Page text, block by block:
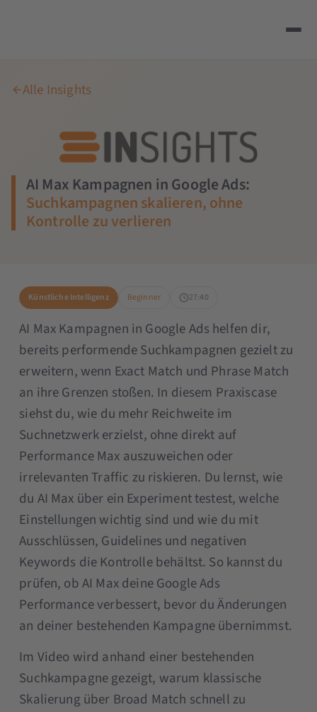
Alle Insights
AI Max Kampagnen in Google Ads:
Suchkampagnen skalieren, ohne
Kontrolle zu verlieren
Künstliche Intelligenz Beginner 27:40
AI Max Kampagnen in Google Ads helfen dir,
bereits performende Suchkampagnen gezielt zu
erweitern, wenn Exact Match und Phrase Match
an ihre Grenzen stoßen. In diesem Praxiscase
siehst du, wie du mehr Reichweite im
Suchnetzwerk erzielst, ohne direkt auf
Performance Max auszuweichen oder
irrelevanten Traffic zu riskieren. Du lernst, wie
du AI Max über ein Experiment testest, welche
Einstellungen wichtig sind und wie du mit
Ausschlüssen, Guidelines und negativen
Keywords die Kontrolle behältst. So kannst du
prüfen, ob AI Max deine Google Ads
Performance verbessert, bevor du Änderungen
an deiner bestehenden Kampagne übernimmst.
Im Video wird anhand einer bestehenden
Suchkampagne gezeigt, warum klassische
Skalierung über Broad Match schnell zu